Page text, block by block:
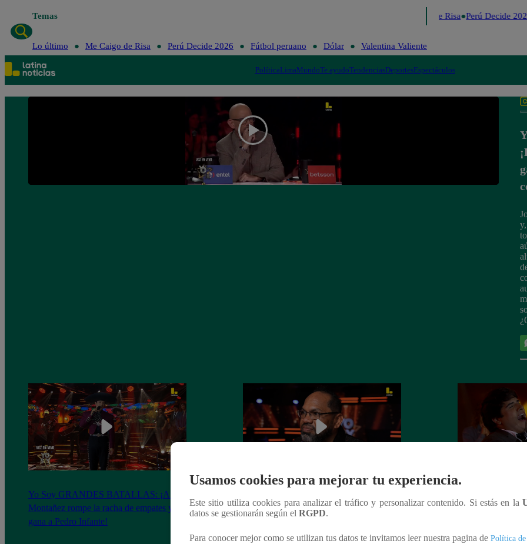
Temas Me Caigo de Risa Perú Decide
Lo último Me Caigo de Risa Perú Decide 2026 Fútbol peruano Dólar Valentina Valiente
PolíticaLimaMundoTe ayudoTendenciasDeportesEspectáculos
Yo Soy GRANDES BATALLAS: ¡Andy
Montañez rompe la racha de empates y le
gana a Pedro Infante!
Montañez va con todo, pero Pedro Infante
resiste tras nuevo duelo y decisión
pendiente!
¡Raphael se
Usamos cookies para mejorar tu experiencia.
Este sitio utiliza cookies para analizar el tráfico y personalizar contenido. Si estás en la
datos se gestionarán según el RGPD.
Para conocer mejor como se utilizan tus datos te invitamos leer nuestra pagina de Política